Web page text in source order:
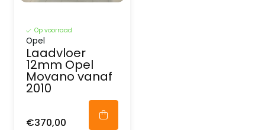
Op voorraad
Opel
Laadvloer
12mm Opel
Movano vanaf
2010
€370,00